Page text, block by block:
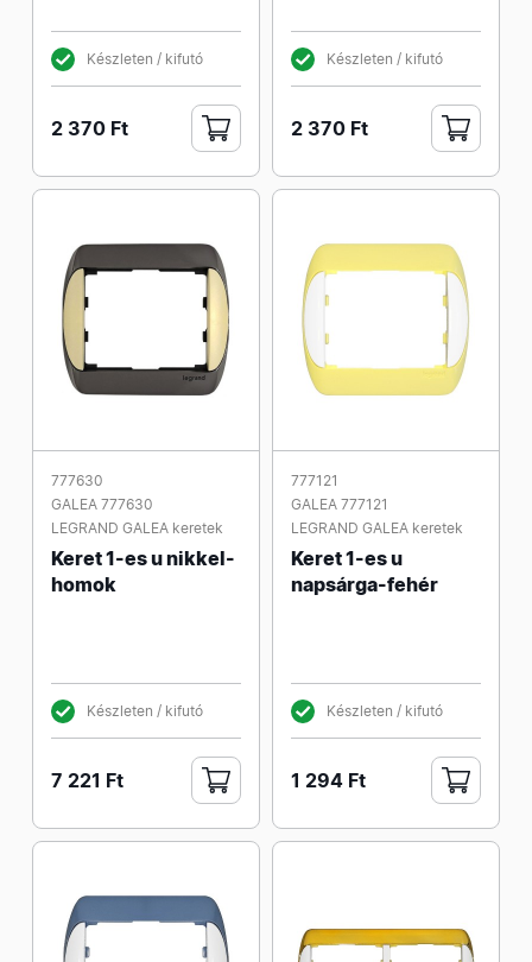
Készleten / kifutó
2 370 Ft
Készleten / kifutó
2 370 Ft
777630
GALEA 777630
LEGRAND GALEA keretek
Keret 1-es u nikkel-
homok
Készleten / kifutó
7 221 Ft
777121
GALEA 777121
LEGRAND GALEA keretek
Keret 1-es u
napsárga-fehér
Készleten / kifutó
1 294 Ft